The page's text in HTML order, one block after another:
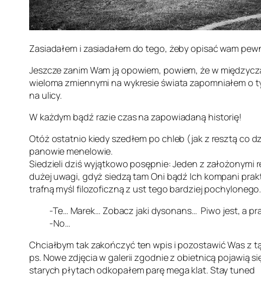
Zasiadałem i zasiadałem do tego, żeby opisać wam
Jeszcze zanim Wam ją opowiem, powiem, że w
wieloma zmiennymi na wykresie świata zapomniałem o
na ulicy.
W każdym bądź razie czas na zapowiadaną historię!
Otóż ostatnio kiedy szedłem po chleb (jak z resztą co
panowie menelowie.
Siedzieli dziś wyjątkowo posępnie: Jeden z
dużej uwagi, gdyż siedzą tam Oni bądź Ich kompani
trafną myśl filozoficzną z ust tego bardziej
-Te… Marek… Zobacz jaki dysonans… Piwo jest, a
-No…
Chciałbym tak zakończyć ten wpis i pozostawić Was z
ps. Nowe zdjęcia w galerii zgodnie z obietnicą pojawią
starych płytach odkopałem parę mega klat. Stay tuned